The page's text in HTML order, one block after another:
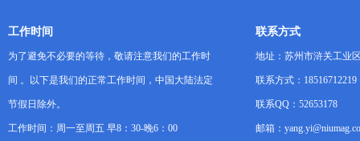
工作时间
为了避免不必要的等待，敬请注意我们的工作时
间 。以下是我们的正常工作时间，中国大陆法定
节假日除外。
工作时间：周一至周五 早8：30-晚6：00
联系方式
地址：苏州市浒关工业
联系方式：18516712219
联系QQ：52653178
邮箱：